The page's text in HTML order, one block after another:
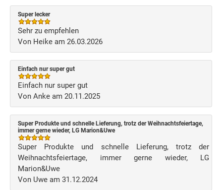
Super lecker
Sehr zu empfehlen
Von Heike am 26.03.2026
Einfach nur super gut
Einfach nur super gut
Von Anke am 20.11.2025
Super Produkte und schnelle Lieferung, trotz der Weihnachtsfeiertage,
immer gerne wieder, LG Marion&Uwe
Super Produkte und schnelle Lieferung, trotz der
Weihnachtsfeiertage, immer gerne wieder, LG
Marion&Uwe
Von Uwe am 31.12.2024